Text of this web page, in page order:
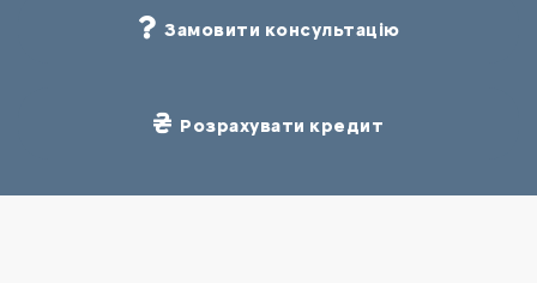
Замовити консультацію
Розрахувати кредит